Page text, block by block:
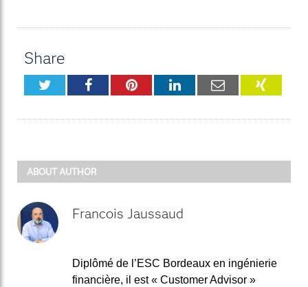
Share
TwitterFacebookPinterestLinkedInEmail
ABOUT AUTHOR
Francois Jaussaud
Diplômé de l’ESC Bordeaux en ingénierie
financière, il est « Customer Advisor »